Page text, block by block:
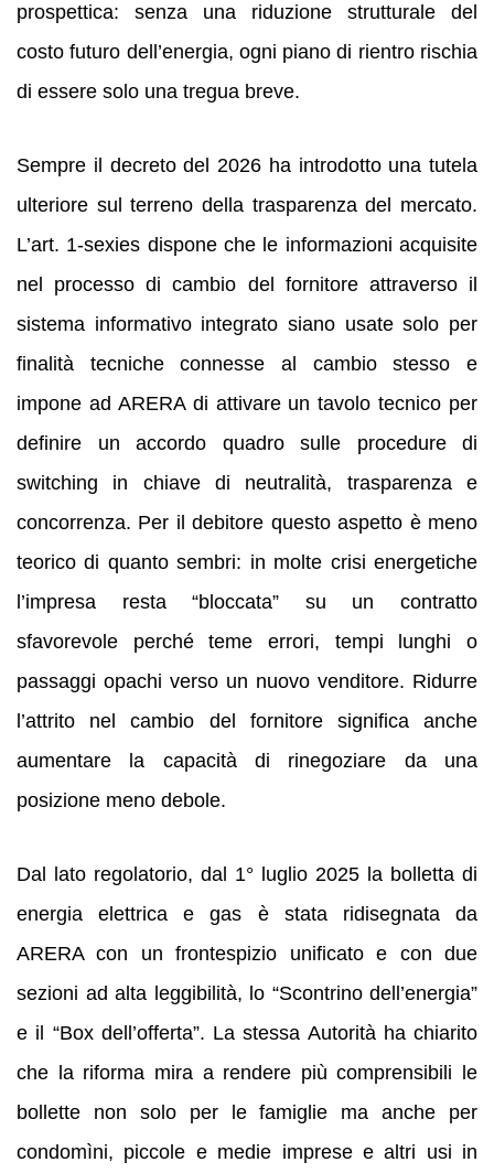
prospettica: senza una riduzione strutturale del
costo futuro dell’energia, ogni piano di rientro rischia
di essere solo una tregua breve.
Sempre il decreto del 2026 ha introdotto una tutela
ulteriore sul terreno della trasparenza del mercato.
L’art. 1-sexies dispone che le informazioni acquisite
nel processo di cambio del fornitore attraverso il
sistema informativo integrato siano usate solo per
finalità tecniche connesse al cambio stesso e
impone ad ARERA di attivare un tavolo tecnico per
definire un accordo quadro sulle procedure di
switching in chiave di neutralità, trasparenza e
concorrenza. Per il debitore questo aspetto è meno
teorico di quanto sembri: in molte crisi energetiche
l’impresa resta “bloccata” su un contratto
sfavorevole perché teme errori, tempi lunghi o
passaggi opachi verso un nuovo venditore. Ridurre
l’attrito nel cambio del fornitore significa anche
aumentare la capacità di rinegoziare da una
posizione meno debole.
Dal lato regolatorio, dal 1° luglio 2025 la bolletta di
energia elettrica e gas è stata ridisegnata da
ARERA con un frontespizio unificato e con due
sezioni ad alta leggibilità, lo “Scontrino dell’energia”
e il “Box dell’offerta”. La stessa Autorità ha chiarito
che la riforma mira a rendere più comprensibili le
bollette non solo per le famiglie ma anche per
condomìni, piccole e medie imprese e altri usi in